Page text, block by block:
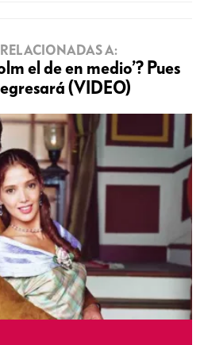
A:
el de en medio’? Pues
(VIDEO)